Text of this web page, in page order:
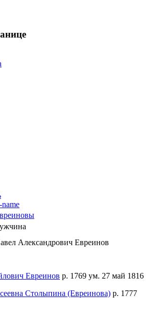
Александрович Евреинов
Евреинов р. 1769 ум. 27 май 1816
Столыпина (Евреинова) р. 1777